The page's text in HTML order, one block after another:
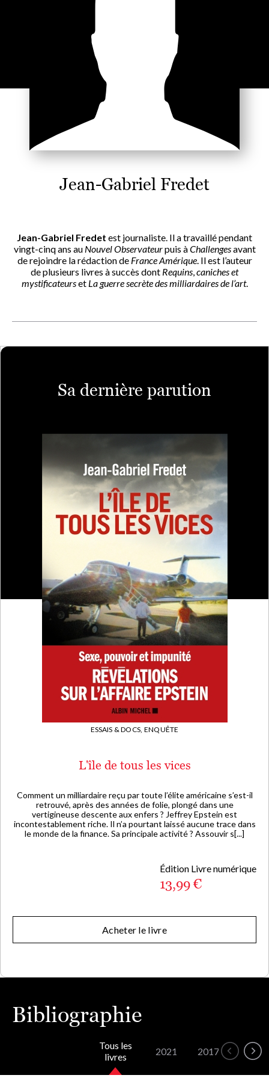
Jean-Gabriel Fredet
Jean-Gabriel Fredet est journaliste. Il a travaillé pendant
vingt-cinq ans au Nouvel Observateurpuis àChallengesavant
de rejoindre la rédaction de France Amérique. Il est l’auteur
de plusieurs livres à succès dont Requins caniches et
mystificateurset La guerre secrète des milliardaires de l’art.
Sa dernière parution
ESSAIS & DOCS, ENQUÊTE
L'île de tous les vices
Comment un milliardaire reçu par toute l’élite américaine s’est-il
retrouvé, après des années de folie, plongé dans une
vertigineuse descente aux enfers ? Jeffrey Epstein est
incontestablement riche. Il n’a pourtant laissé aucune trace dans
le monde de la finance. Sa principale activité ? Assouvir s[...]
Édition Livre numérique
13,99 €
Acheter le livre
Bibliographie
Tous les
livres
2021 2017